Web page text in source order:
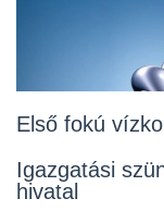
Első fokú
Igazgatási
hivatal
Lakossági
2026-07-10
Rendelet
2026-07-10